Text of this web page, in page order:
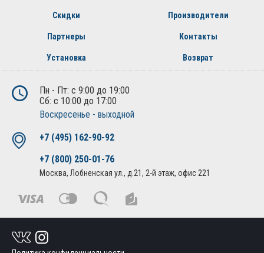
Скидки Производители
Партнеры Контакты
Установка Возврат
Пн - Пт: с 9:00 до 19:00
Сб: с 10:00 до 17:00
Воскресенье - выходной
+7 (495) 162-90-92
+7 (800) 250-01-76
Москва, Лобненская ул., д.21, 2-й этаж, офис 221